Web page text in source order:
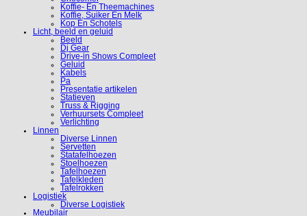
Koffie- En Theemachines
Koffie, Suiker En Melk
Kop En Schotels
Licht, beeld en geluid
Beeld
Dj Gear
Drive-in Shows Compleet
Geluid
Kabels
Pa
Presentatie artikelen
Statieven
Truss & Rigging
Verhuursets Compleet
Verlichting
Linnen
Diverse Linnen
Servetten
Statafelhoezen
Stoelhoezen
Tafelhoezen
Tafelkleden
Tafelrokken
Logistiek
Diverse Logistiek
Meubilair